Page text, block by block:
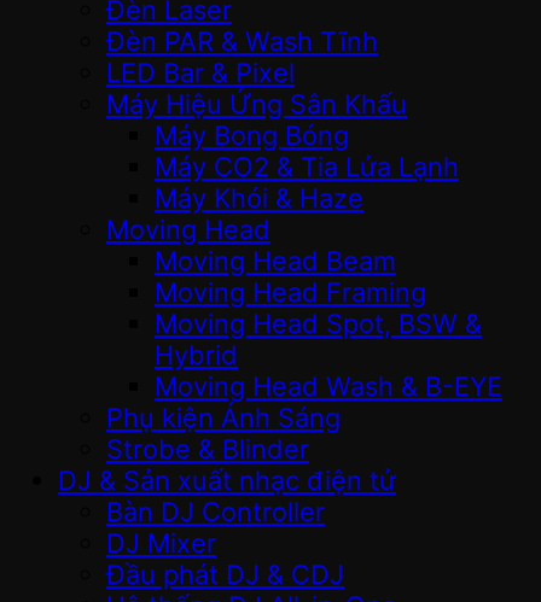
Đèn Laser
Đèn PAR & Wash Tĩnh
LED Bar & Pixel
Máy Hiệu Ứng Sân Khấu
Máy Bong Bóng
Máy CO2 & Tia Lửa Lạnh
Máy Khói & Haze
Moving Head
Moving Head Beam
Moving Head Framing
Moving Head Spot, BSW &
Hybrid
Moving Head Wash & B-EYE
Phụ kiện Ánh Sáng
Strobe & Blinder
DJ & Sản xuất nhạc điện tử
Bàn DJ Controller
DJ Mixer
Đầu phát DJ & CDJ